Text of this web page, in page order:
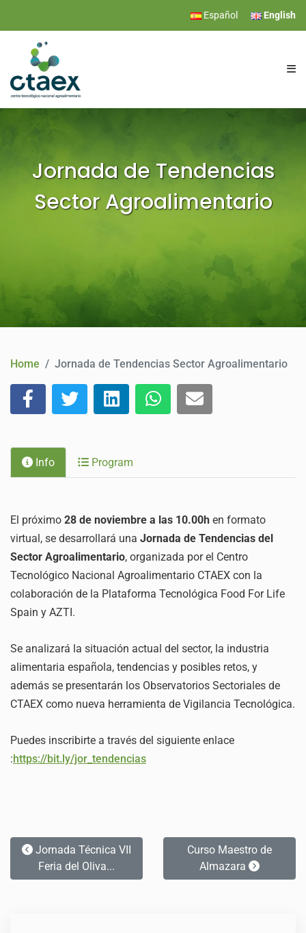
Español English
CTAEX
RESEARCH
SERVICES
NEWS
CONTACT
Jornada de Tendencias
Sector Agroalimentario
Home Jornada de Tendencias Sector Agroalimentario
Info Program
El próximo 28 de noviembre a las 10.00h en formato
virtual, se desarrollará una Jornada de Tendencias del
Sector Agroalimentario, organizada por el Centro
Tecnológico Nacional Agroalimentario CTAEX con la
colaboración de la Plataforma Tecnológica Food For Life
Spain y AZTI.
Se analizará la situación actual del sector, la industria
alimentaria española, tendencias y posibles retos, y
además se presentarán los Observatorios Sectoriales de
CTAEX como nueva herramienta de Vigilancia Tecnológica.
Puedes inscribirte a través del siguiente enlace
:https://bit.ly/jor_tendencias
Jornada Técnica VII
Feria del Oliva...
Curso Maestro de
Almazara